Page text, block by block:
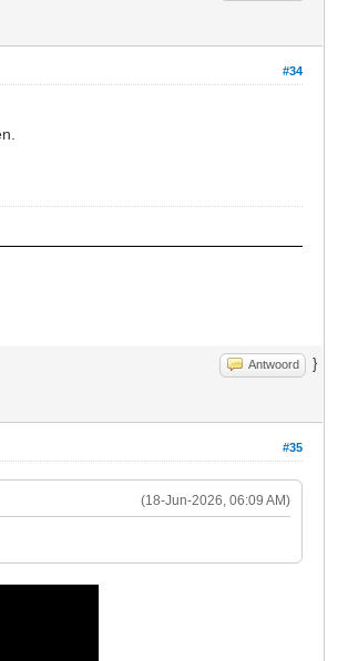
#34
Antwoord }
#35
(18-Jun-2026, 06:09 AM)